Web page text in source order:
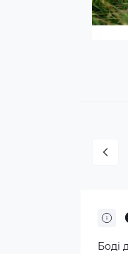
Боді